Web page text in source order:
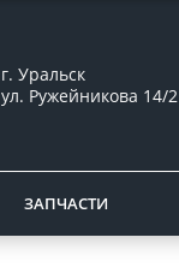
г. Уральск
ул. Ружейникова 14/2
ЗАПЧАСТИ